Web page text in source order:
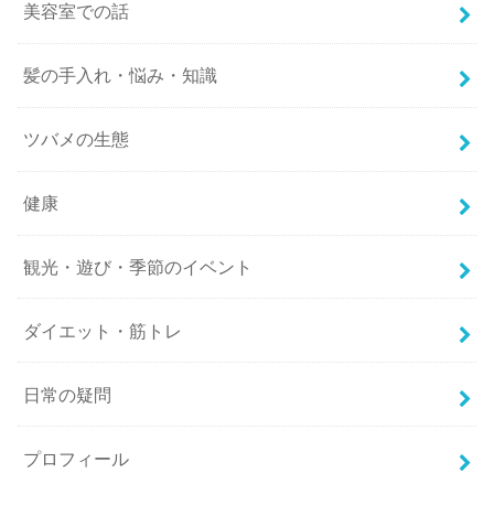
美容室での話
髪の手入れ・悩み・知識
ツバメの生態
健康
観光・遊び・季節のイベント
ダイエット・筋トレ
日常の疑問
プロフィール